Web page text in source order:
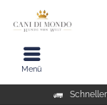
Menü